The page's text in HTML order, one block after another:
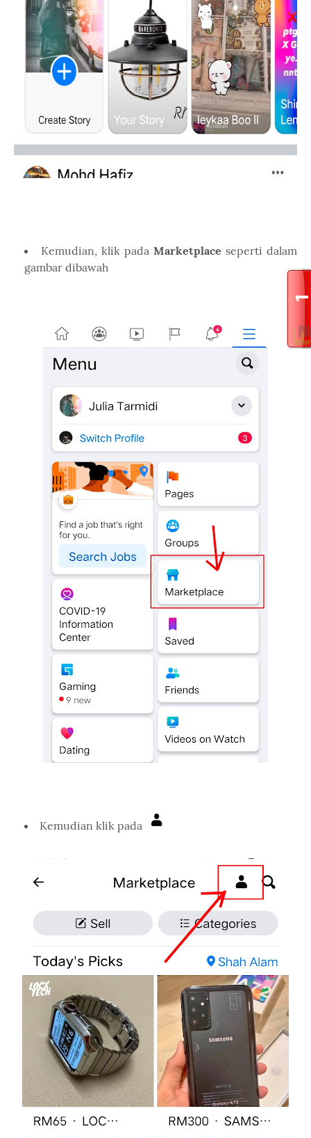
Kemudian, klik pada Marketplace seperti dalam
gambar dibawah
Kemudian klik pada